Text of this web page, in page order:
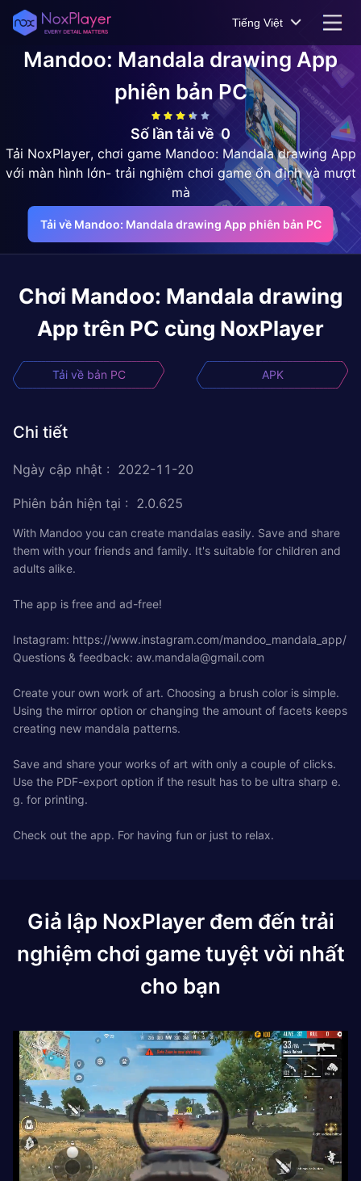
Tiếng Việt
Mandoo: Mandala drawing App
phiên bản PC
Số lần tải về 0
Tải NoxPlayer, chơi game Mandoo: Mandala drawing App
với màn hình lớn- trải nghiệm chơi game ổn định và mượt
mà
Tải về Mandoo: Mandala drawing App phiên bản PC
Chơi Mandoo: Mandala drawing
Apptrên PC cùng NoxPlayer
Tải về bản PC APK
Chi tiết
Ngày cập nhật : 2022-11-20
Phiên bản hiện tại : 2.0.625
With Mandoo you can create mandalas easily. Save and share
them with your friends and family. It's suitable for children and
adults alike.
The app is free and ad-free!
Instagram: https://www.instagram.com/mandoo_mandala_app/
Questions & feedback: aw.mandala@gmail.com
Create your own work of art. Choosing a brush color is simple.
Using the mirror option or changing the amount of facets keeps
creating new mandala patterns.
Save and share your works of art with only a couple of clicks.
Use the PDF-export option if the result has to be ultra sharp e.
g. for printing.
Check out the app. For having fun or just to relax.
Giả lập NoxPlayer đem đến trải
nghiệm chơi game tuyệt vời nhất
cho bạn